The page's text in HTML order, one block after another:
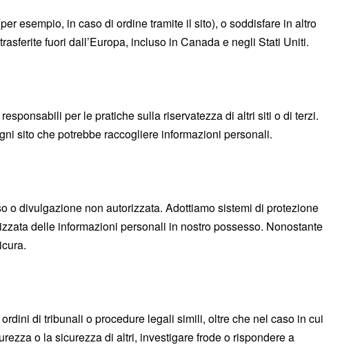
esempio, in caso di ordine tramite il sito), o soddisfare in altro
fuori dall’Europa, incluso in Canada e negli Stati Uniti.
per le pratiche sulla riservatezza di altri siti o di terzi.
sito che potrebbe raccogliere informazioni personali.
o divulgazione non autorizzata. Adottiamo sistemi di protezione
delle informazioni personali in nostro possesso. Nonostante
di tribunali o procedure legali simili, oltre che nel caso in cui
o la sicurezza di altri, investigare frode o rispondere a